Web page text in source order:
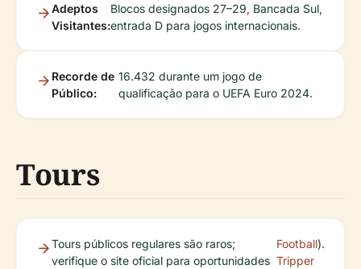
Adeptos
Visitantes:
Blocos designados 27–29, Bancada Sul,
entrada D para jogos internacionais.
Recorde de
Público:
16.432 durante um jogo de
qualificação para o UEFA Euro 2024.
Tours
Tours públicos regulares são raros;
verifique o site oficial para oportunidades
Football
Tripper
).